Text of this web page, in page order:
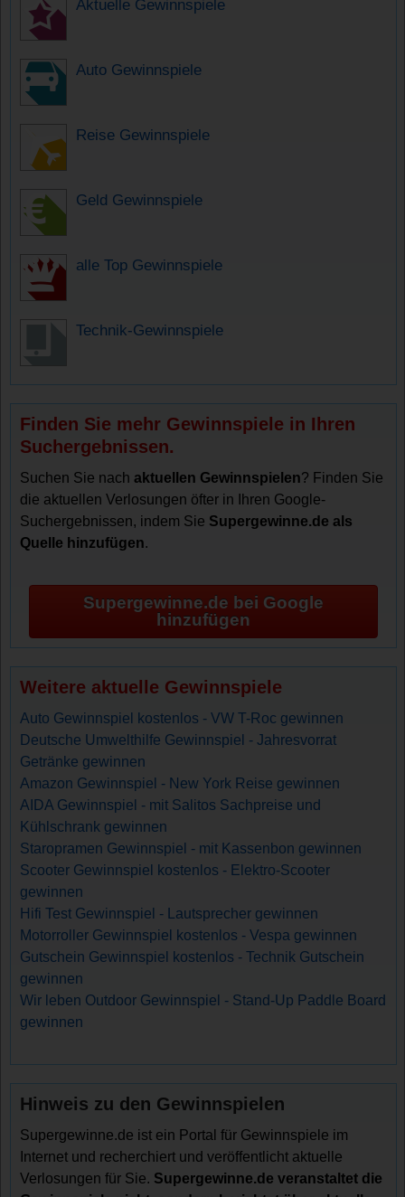
Aktuelle Gewinnspiele
Auto Gewinnspiele
Reise Gewinnspiele
Geld Gewinnspiele
alle Top Gewinnspiele
Technik-Gewinnspiele
Finden Sie mehr Gewinnspiele in Ihren
Suchergebnissen.
Suchen Sie nachaktuellen Gewinnspielen? Finden Sie
die aktuellen Verlosungen öfter in Ihren Google-
Suchergebnissen, indem Sie Supergewinne.de als
Quelle hinzufügen.
Supergewinne.de bei Google
hinzufügen
Weitere aktuelle Gewinnspiele
Auto Gewinnspiel kostenlos - VW T-Roc gewinnen
Deutsche Umwelthilfe Gewinnspiel - Jahresvorrat
Getränke gewinnen
Amazon Gewinnspiel - New York Reise gewinnen
AIDA Gewinnspiel - mit Salitos Sachpreise und
Kühlschrank gewinnen
Staropramen Gewinnspiel - mit Kassenbon gewinnen
Scooter Gewinnspiel kostenlos - Elektro-Scooter
gewinnen
Hifi Test Gewinnspiel - Lautsprecher gewinnen
Motorroller Gewinnspiel kostenlos - Vespa gewinnen
Gutschein Gewinnspiel kostenlos - Technik Gutschein
gewinnen
Wir leben Outdoor Gewinnspiel - Stand-Up Paddle Board
gewinnen
Hinweis zu den Gewinnspielen
Supergewinne.de ist ein Portal für Gewinnspiele im
Internet und recherchiert und veröffentlicht aktuelle
Verlosungen für Sie. Supergewinne.de veranstaltet die